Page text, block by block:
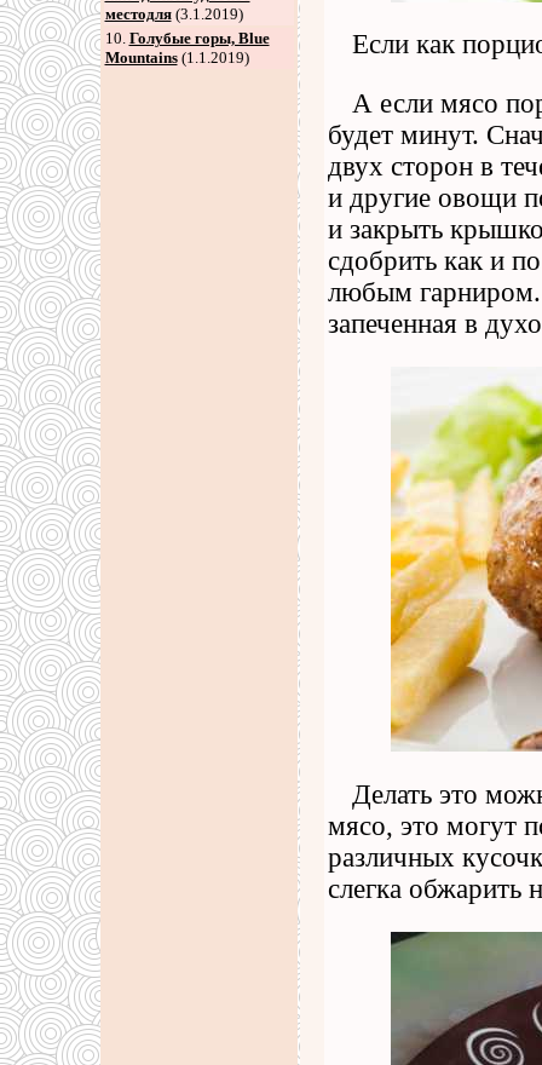
местодля(3.1.2019)
10. Голубые горы, Blue
Mountains(1.1.2019)
Если как
А если мясо
будет минут.
двух сторон в
и другие овощи
и закрыть
сдобрить как и
любым гарниром.
запеченная в
Делать это
мясо, это могут
различных
слегка обжарить